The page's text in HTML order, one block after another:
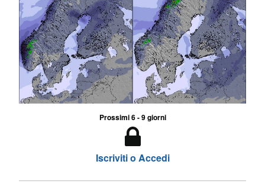
Prossimi 6 - 9 giorni
Iscriviti o Accedi